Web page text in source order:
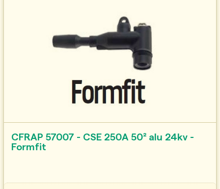
CFRAP 57007 - CSE 250A 50² alu 24kv -
Formfit